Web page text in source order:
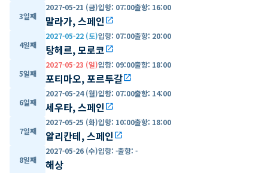
3일째
2027-05-21 (금)입항: 07:00출항: 16:00
말라가, 스페인open_in_new
4일째
2027-05-22 (토)입항: 07:00출항: 20:00
탕헤르, 모로코open_in_new
5일째
2027-05-23 (일)입항: 09:00출항: 18:00
포티마오, 포르투갈open_in_new
6일째
2027-05-24 (월)입항: 07:00출항: 14:00
세우타, 스페인open_in_new
7일째
2027-05-25 (화)입항: 10:00출항: 18:00
알리칸테, 스페인open_in_new
8일째
2027-05-26 (수)입항: -출항: -
해상